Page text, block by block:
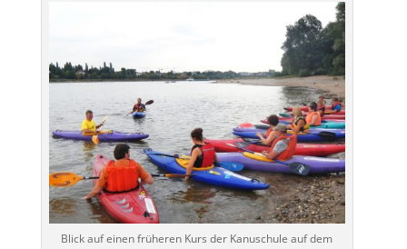
Blick auf einen früheren Kurs der Kanuschule auf dem